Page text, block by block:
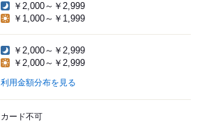
￥2,000～￥2,999
￥1,000～￥1,999
￥2,000～￥2,999
￥2,000～￥2,999
利用金額分布を見る
カード不可